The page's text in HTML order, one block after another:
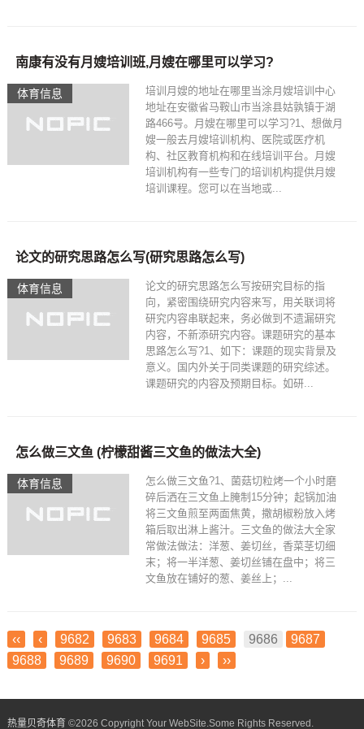
体育信息
南康有没有月嫂培训班,月嫂在哪里可以学习?
培训月嫂的地址在哪里当涂月嫂培训中心
地址在安徽省马鞍山市当涂县姑孰镇于湖
路466号。月嫂在哪里可以学习?1、想做月
嫂一般去月嫂培训机构、医院或医疗机
构、社区教育机构和在线培训平台。月嫂
培训机构有一些专门的培训机构提供月嫂
培训课程。您可以在当地或...
体育信息
论文的研究思路怎么写(研究思路怎么写)
论文的研究思路怎么写按研究目标的指
向，紧密围绕研究内容来写，用关联词将
研究内容串联起来，务必做到不遗漏研究
内容，不新添研究内容。课题研究的基本
思路怎么写?1、如下：课题的现实背景及
意义。国内外关于同类课题的研究综述。
课题研究的内容及预期目标。如研...
体育信息
怎么做三文鱼 (柠檬甜酱三文鱼的做法大全)
怎么做三文鱼?1、菌菇切粒烤一个小时磨
碎后洒在三文鱼上腌制15分钟；起锅加油
将三文鱼煎至两面焦黄，撒胡椒粉放入烤
箱后取出淋上酱汁。三文鱼的做法大全家
常做法做法：洋葱、姜切丝，香菜茎切细
末；将一半洋葱、姜切丝铺在盘中；将三
文鱼放在铺好的葱、姜丝上；...
‹‹ ‹ 9682 9683 9684 9685 9686
9687
9688
9689 9690 9691 › ››
热量贝奇体育 ©2026 Copyright Your WebSite.Some Rights Reserved.